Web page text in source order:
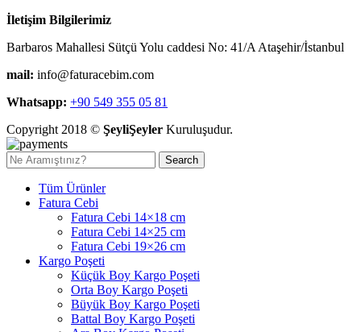
İletişim Bilgilerimiz
Barbaros Mahallesi Sütçü Yolu caddesi No: 41/A Ataşehir/İstanbul
mail: info@faturacebim.com
Whatsapp: +90 549 355 05 81
Copyright 2018 © ŞeyliŞeyler Kuruluşudur.
Search
Tüm Ürünler
Fatura Cebi
Fatura Cebi 14×18 cm
Fatura Cebi 14×25 cm
Fatura Cebi 19×26 cm
Kargo Poşeti
Küçük Boy Kargo Poşeti
Orta Boy Kargo Poşeti
Büyük Boy Kargo Poşeti
Battal Boy Kargo Poşeti